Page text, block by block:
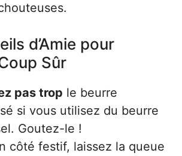
d’Amie pour
Sûr
pas trop le beurre
si vous utilisez du beurre
Goutez-le !
côté festif, laissez la queue